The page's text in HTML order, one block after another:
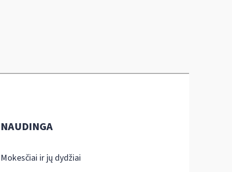
NAUDINGA
Mokesčiai ir jų dydžiai